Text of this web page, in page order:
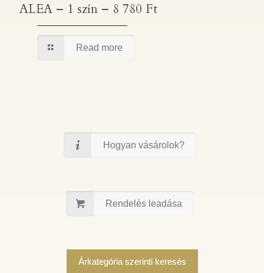
ALEA – 1 szín – 8 780 Ft
ALEA – 1 szín – 8 780 Ft
Read more
Hogyan vásárolok?
Rendelés leadása
Árkategória szerinti keresés